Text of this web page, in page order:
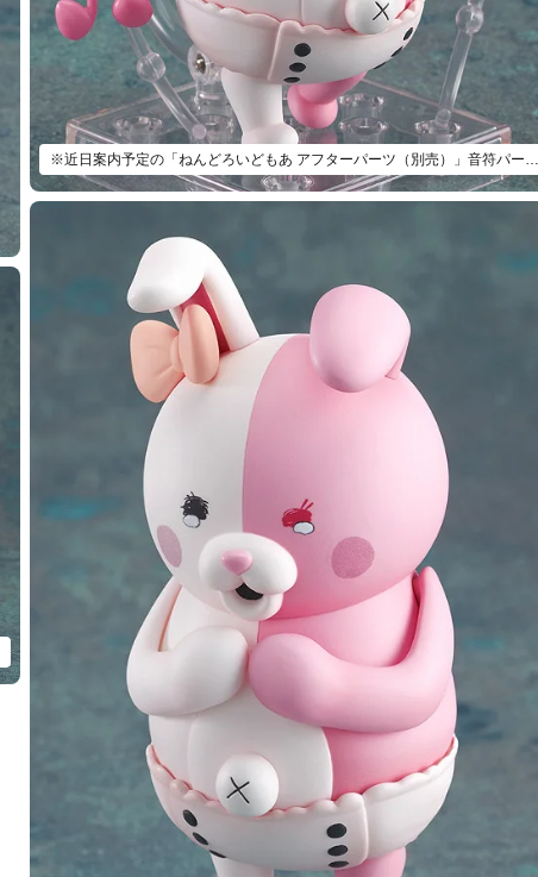
※近日案内予定の「ねんどろいどもあ アフターパーツ（別売）」音符パーツとの組み合わせも可能！